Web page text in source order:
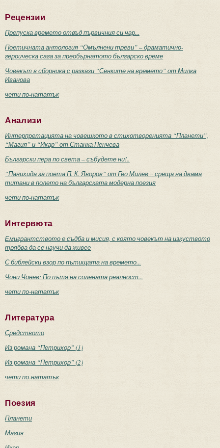
Рецензии
Препуска времето отвъд първичния си чар...
Поетичната антология “Омълнени треви” – драматично-
героическа сага за преобърнатото българско време
Човекът в сборника с разкази “Сенките на времето” от Милка
Иванова
чети по-нататък
Анализи
Интерпретацията на човешкото в стихотворенията “Планети”,
“Магия” и “Икар” от Станка Пенчева
Български пера по света – събудете ни!..
“Панихида за поета П. К. Яворов” от Гео Милев – среща на двама
титани в полето на българската модерна поезия
чети по-нататък
Интервюта
Емигрантството е съдба и мисия, с която човекът на изкуството
трябва да се научи да живее
С библейски взор по пътищата на времето...
Чони Чонев: По пътя на солената реалност...
чети по-нататък
Литература
Средството
Из романа “Петрихор” (1)
Из романа “Петрихор” (2)
чети по-нататък
Поезия
Планети
Магия